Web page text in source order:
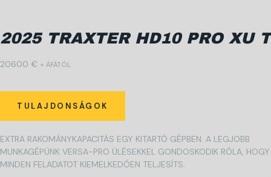
2025 TRAXTER HD10 PRO XU T
20600 € + ÁFÁTÓL
TULAJDONSÁGOK
EXTRA RAKOMÁNYKAPACITÁS EGY KITARTÓ GÉPBEN. A LEGJOBB
MUNKAGÉPÜNK VERSA-PRO ÜLÉSEKKEL GONDOSKODIK RÓLA, HOGY
MINDEN FELADATOT KIEMELKEDŐEN TELJESÍTS.